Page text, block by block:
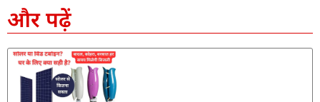
और पढ़ें